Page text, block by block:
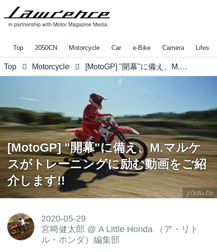
Top 2050CN Motorcycle Car e-Bike Camera
Top Motorcycle [MotoGP] "開幕"に備え、M.マルケスがトレーニングに励む動画をご紹介します!!
youtu.be
[MotoGP] "開幕"に備え、M.マルケ
スがトレーニングに励む動画をご紹
介します!!
2020-05-29
宮﨑健太郎 @ A Little Honda （ア・リト
ル・ホンダ）編集部